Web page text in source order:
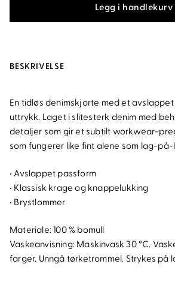
Legg i handlekurv
BESKRIVELSE
En tidløs denimskjorte med et
uttrykk. Laget i slitesterk denim med
detaljer som gir et subtilt workwear-
som fungerer like fint alene som lag-
• Avslappet passform
• Klassisk krage og knappelukking
• Brystlommer
Materiale: 100 % bomull
Vaskeanvisning: Maskinvask 30 °C.
farger. Unngå tørketrommel. Strykes på